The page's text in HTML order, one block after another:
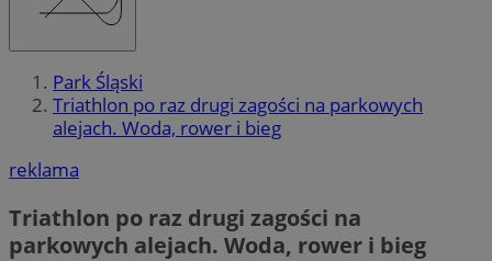
Park Śląski
Triathlon po raz drugi zagości na parkowych
alejach. Woda, rower i bieg
reklama
Triathlon po raz drugi zagości na
parkowych alejach. Woda, rower i bieg